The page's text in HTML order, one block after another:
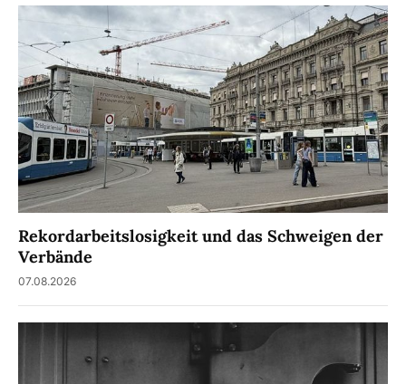
Rekordarbeitslosigkeit und das Schweigen der
Verbände
07.08.2026